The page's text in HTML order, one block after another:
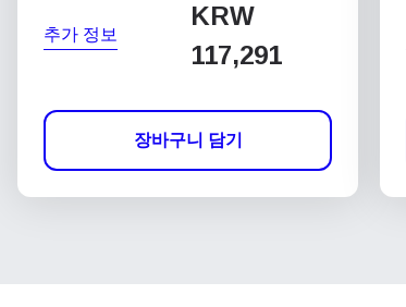
추가 정보
KRW
117,291
장바구니 담기